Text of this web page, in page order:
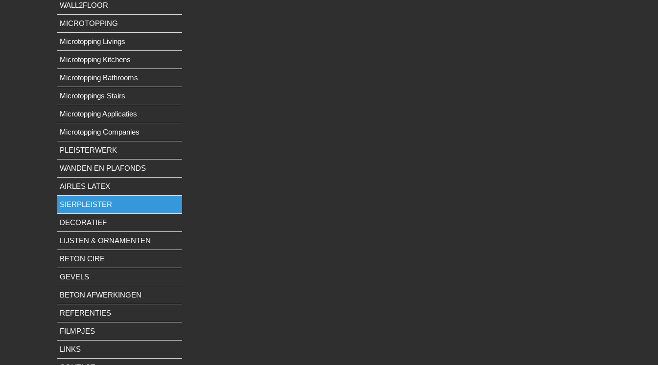
WALL2FLOOR
MICROTOPPING
Microtopping Livings
Microtopping Kitchens
Microtopping Bathrooms
Microtoppings Stairs
Microtopping Applicaties
Microtopping Companies
PLEISTERWERK
WANDEN EN PLAFONDS
AIRLES LATEX
SIERPLEISTER
DECORATIEF
LIJSTEN & ORNAMENTEN
BETON CIRE
GEVELS
BETON AFWERKINGEN
REFERENTIES
FILMPJES
LINKS